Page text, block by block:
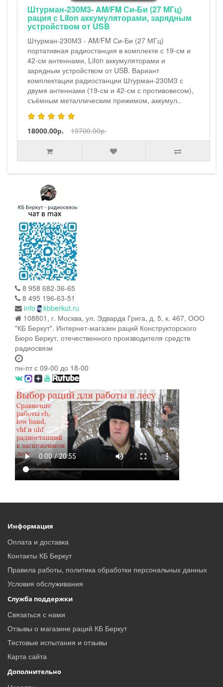
Штурман-230М3- AM/FM Си-Би (27 МГц)
рация с LiIon аккумуляторами, зарядным
устройством от USB
Штурман-230М3 - AM/FM Си-Би (27 МГц)
портативная радиостанция в комплекте с 19-см и
42-см антеннами, LiIon аккумуляторами и
зарядным устройством от USB. Вариант
комплектации радиостанции Штурман-230М3 с
двумя антеннами (19-см и 42-см с противовесом),
съёмным металлическим прижимом, аккумул..
18000.00р. 19700.00р.
8 958 682-36-65
8 495 196-63-51
info
kbberkut.ru
108801, г. Москва, ул. Эдварда Грига, д. 5, к. 467, ООО
"КБ Беркут". Интернет-магазин раций Конструкторского
Бюро Беркут, отечественного производителя средств
радиосвязи
пн-пт с 09-00 до 18-00
Информация
Оплата и доставка
Контакты КБ Беркут
Правила работы, политика обработки персональных данных
Условия обслуживания
Служба поддержки
Связаться с нами
Отзывы о магазине раций КБ Беркут
Тестовые испытания и отзывы
Карта сайта
Дополнительно